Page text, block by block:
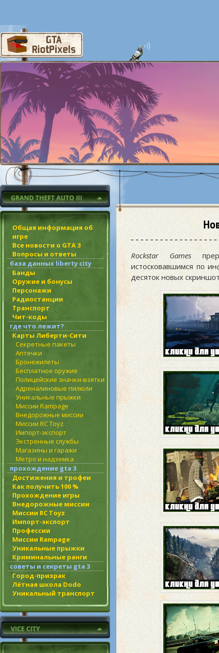
Общая информация об
игре
Все новости о GTA 3
Вопросы и ответы
база данных liberty city
Банды
Оружие и бонусы
Персонажи
Радиостанции
Транспорт
Чит-коды
где что лежит?
Карты Либерти-Сити
Секретные пакеты
Аптечки
Бронежилеты
Бесплатное оружие
Полицейские значки-взятки
Адреналиновые пилюли
Уникальные прыжки
Миссии Rampage
Внедорожные миссии
Миссии RC Toyz
Импорт-экспорт
Экстренные службы
Магазины и гаражи
Метро и надземка
прохождение gta 3
Достижения и трофеи
Как получить 100 %
Прохождение игры
Внедорожные миссии
Миссии RC Toyz
Импорт-экспорт
Профессии
Миссии Rampage
Уникальные прыжки
Криминальные ранги
советы и секреты gta 3
Город-призрак
Лётная школа Dodo
Уникальный транспорт
Rockstar Games
истосковавшимся по
десяток новых